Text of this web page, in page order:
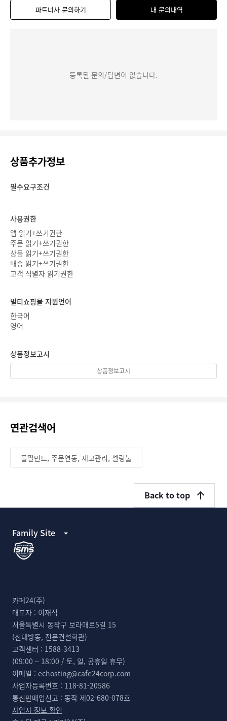
파트너사 문의하기 내 문의내역
등록된 문의/답변이 없습니다.
상품추가정보
필수요구조건
사용권한
앱 읽기+쓰기권한
주문 읽기+쓰기권한
상품 읽기+쓰기권한
배송 읽기+쓰기권한
고객 식별자 읽기권한
멀티쇼핑몰 지원언어
한국어
영어
상품정보고시
상품정보고시
연관검색어
풀필먼트, 주문연동, 재고관리, 셀링툴
Family Site
Back to top
카페24(주)
대표자 : 이재석
서울특별시 동작구 보라매로5길 15
(신대방동, 전문건설회관)
고객센터 : 1588-3413
(09:00 ~ 18:00 / 토, 일, 공휴일 휴무)
이메일 : echosting@cafe24corp.com
사업자등록번호 : 118-81-20586
통신판매업신고 : 동작 제02-680-078호
사업자 정보 확인